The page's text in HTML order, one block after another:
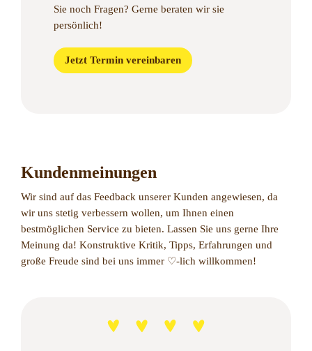
Sie noch Fragen? Gerne beraten wir sie
persönlich!
Jetzt Termin vereinbaren
Kundenmeinungen
Wir sind auf das Feedback unserer Kunden angewiesen, da
wir uns stetig verbessern wollen, um Ihnen einen
bestmöglichen Service zu bieten. Lassen Sie uns gerne Ihre
Meinung da! Konstruktive Kritik, Tipps, Erfahrungen und
große Freude sind bei uns immer ♡-lich willkommen!